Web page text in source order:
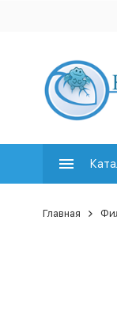
Главная